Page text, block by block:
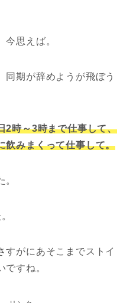
今思えば。
同期が辞めようが飛ぼう
2時～3時まで仕事して、
飲みまくって仕事して。
すがにあそこまでストイ
ですね。